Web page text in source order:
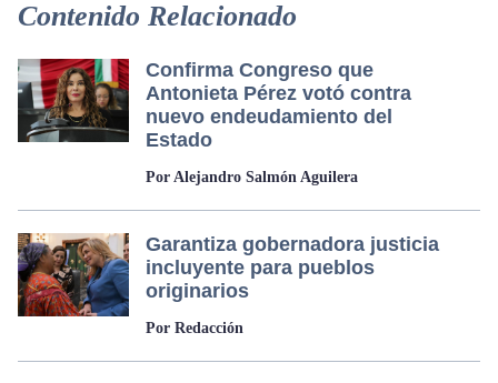
Contenido Relacionado
Confirma Congreso que
Antonieta Pérez votó contra
nuevo endeudamiento del
Estado
Por Alejandro Salmón Aguilera
Garantiza gobernadora justicia
incluyente para pueblos
originarios
Por Redacción